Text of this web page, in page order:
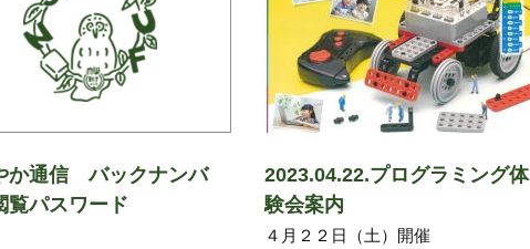
か通信 バックナンバ
パスワード
2023.04.22.プログラミング体
験会案内
４月２２日（土）開催